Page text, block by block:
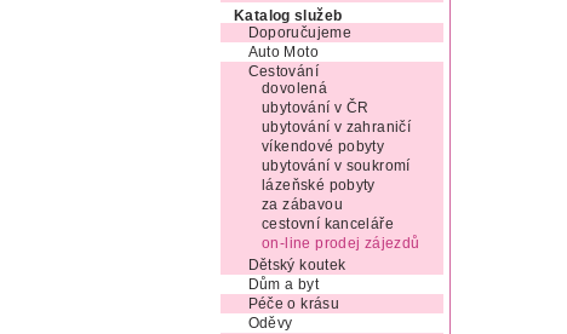
Katalog služeb
Doporučujeme
Auto Moto
Cestování
dovolená
ubytování v ČR
ubytování v zahraničí
víkendové pobyty
ubytování v soukromí
lázeňské pobyty
za zábavou
cestovní kanceláře
on-line prodej zájezdů
Dětský koutek
Dům a byt
Péče o krásu
Oděvy